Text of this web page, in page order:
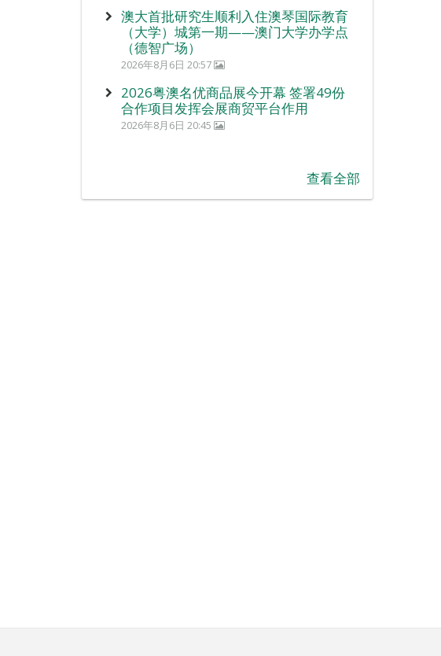
澳大首批研究生顺利入住澳琴国际教育
（大学）城第一期——澳门大学办学点
（德智广场）
2026年8月6日 20:57
2026粤澳名优商品展今开幕 签署49份
合作项目发挥会展商贸平台作用
2026年8月6日 20:45
查看全部